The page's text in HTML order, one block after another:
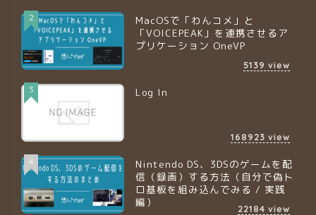
2
MacOSで「わんコメ」と
「VOICEPEAK」を連携させるア
プリケーション OneVP
5139 view
3 Log In
168923 view
4
Nintendo DS、3DSのゲームを配
信（録画）する方法（自分で偽ト
ロ基板を組み込んでみる / 実践
編）
22184 view